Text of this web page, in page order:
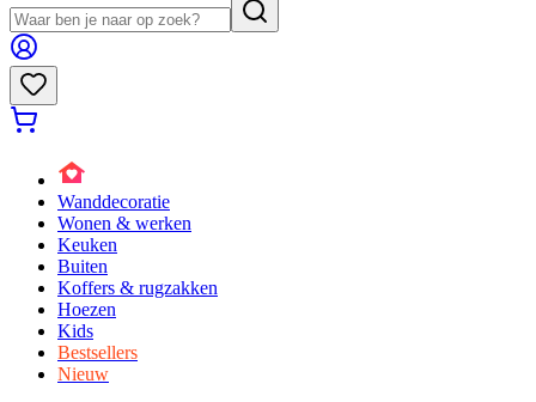
Wanddecoratie
Wonen & werken
Keuken
Buiten
Koffers & rugzakken
Hoezen
Kids
Bestsellers
Nieuw